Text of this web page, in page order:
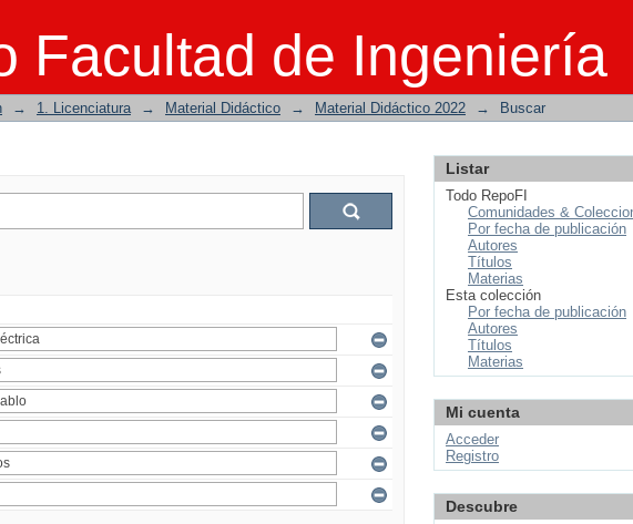
Facultad de Ingeniería
→ 1. Licenciatura → Material Didáctico → Material Didáctico 2022 → Buscar
Listar
Todo RepoFI
Comunidades &
Por fecha de publicación
Autores
Títulos
Materias
Esta colección
Por fecha de publicación
Autores
Títulos
Materias
Mi cuenta
Acceder
Registro
Descubre